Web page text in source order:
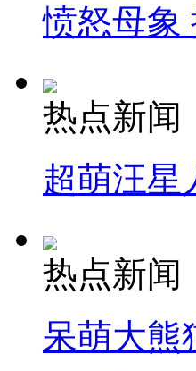
愤怒母象
热点新闻
超萌汪星
热点新闻
呆萌大熊